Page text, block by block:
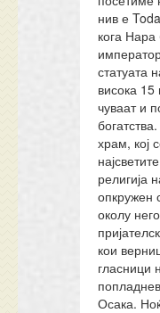
нив е
кога
статуата
висока
чуваат и
храм, кој
религија
опкружен
околу
кои
гласници
Осака.